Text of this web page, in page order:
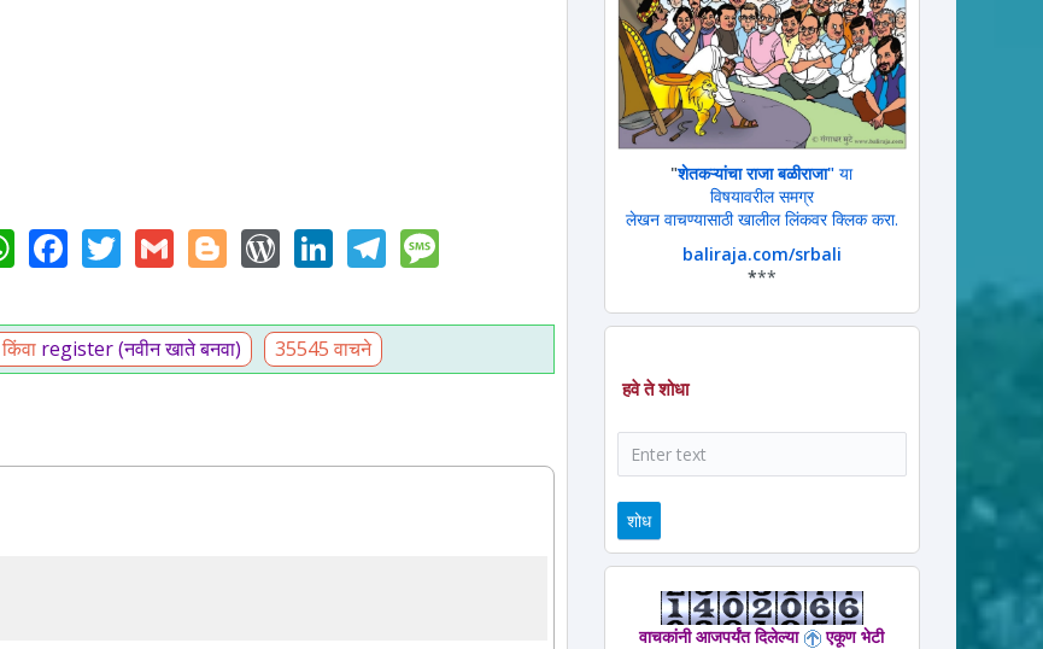
WhatsApp
Facebook
Twitter
GmailBlogger
WordPress
LinkedIn
Telegram
किंवा register (नवीन खाते बनवा) 35545 वाचने
"शेतकऱ्यांचा राजा बळीराजा" या
विषयावरील समग्र
लेखन वाचण्यासाठी खालील लिंकवर क्लिक करा.
baliraja.com/srbali
***
हवे ते शोधा
शोध
वाचकांनी आजपर्यंत दिलेल्या एकूण भेटी